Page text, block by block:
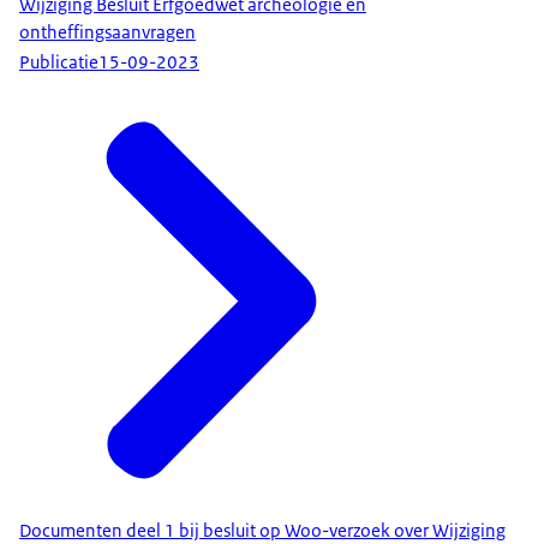
Wijziging Besluit Erfgoedwet archeologie en
ontheffingsaanvragen
Publicatie15-09-2023
Documenten deel 1 bij besluit op Woo-verzoek over Wijziging